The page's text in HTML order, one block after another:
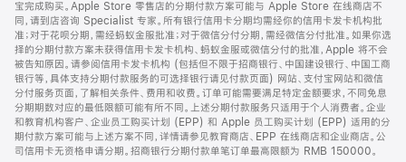
宝完成购买。Apple Store 零售店的分期付款方案可能与 Apple Store 在线商店不
同，请到店咨询 Specialist 专家。所有银行信用卡分期均需经你的信用卡发卡机构批
准；对于花呗分期，需经蚂蚁金服批准；对于微信分付分期，需经微信分付批准。如果你选
择的分期付款方案未获得信用卡发卡机构、蚂蚁金服或微信分付的批准，Apple 将不会
被告知原因。请参阅信用卡发卡机构 (包括但不限于招商银行、中国建设银行、中国工商
银行等，具体支持分期付款服务的可选择银行请见付款页面) 网站、支付宝网站和微信
分付服务页面，了解相关条件、费用和收费。订单可能需要满足特定金额要求，不同免息
分期期数对应的最低限额可能有所不同。上述分期付款服务只适用于个人消费者。企业
和教育机构客户、企业员工购买计划 (EPP) 和 Apple 员工购买计划 (EPP) 适用的分
期付款方案可能与上述方案不同，详情请参见教育商店、EPP 在线商店和企业商店。公
司信用卡无资格申请分期。招商银行分期付款单笔订单最高限额为 RMB 150000。